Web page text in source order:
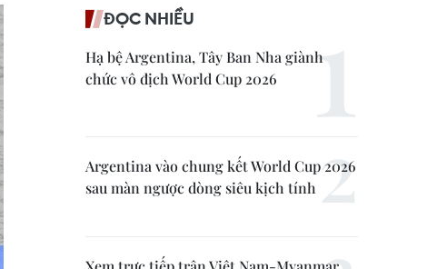
ĐỌC NHIỀU
Hạ bệ Argentina, Tây Ban Nha giành
chức vô địch World Cup 2026
Argentina vào chung kết World Cup 2026
sau màn ngược dòng siêu kịch tính